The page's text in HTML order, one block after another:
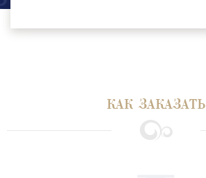
КАК ЗАКАЗАТЬ